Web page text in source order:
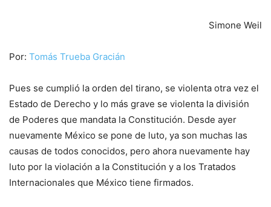
Simone Weil
Por: Tomás Trueba Gracián
Pues se cumplió la orden del tirano, se violenta otra vez el
Estado de Derecho y lo más grave se violenta la división
de Poderes que mandata la Constitución. Desde ayer
nuevamente México se pone de luto, ya son muchas las
causas de todos conocidos, pero ahora nuevamente hay
luto por la violación a la Constitución y a los Tratados
Internacionales que México tiene firmados.